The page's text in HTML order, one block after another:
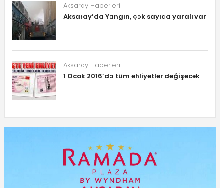
Aksaray Haberleri
Aksaray’da Yangın, çok sayıda yaralı var
Aksaray Haberleri
1 Ocak 2016’da tüm ehliyetler değişecek